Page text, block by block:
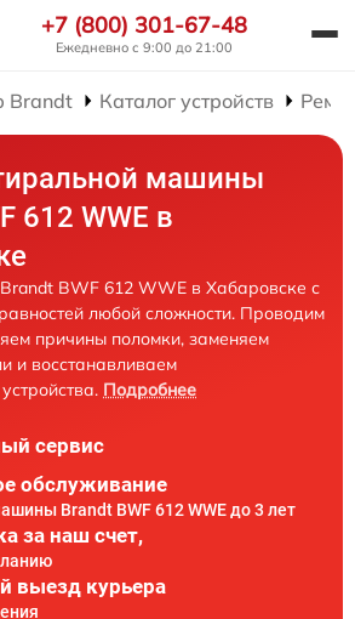
+7 (800) 301-67-48
Ежедневно с 9:00 до 21:00
Brandt Каталог устройств
машины
612 WWE в
BWF 612 WWE в Хабаровске с
любой сложности. Проводим
причины поломки, заменяем
и восстанавливаем
Подробнее
сервис
обслуживание
Brandt BWF 612 WWE до 3 лет
за наш счет,
выезд курьера